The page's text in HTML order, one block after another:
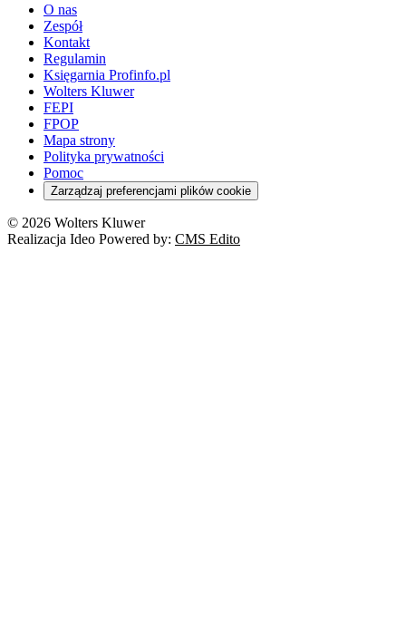
O nas
Zespół
Kontakt
Regulamin
Księgarnia Profinfo.pl
Wolters Kluwer
FEPI
FPOP
Mapa strony
Polityka prywatności
Pomoc
Zarządzaj preferencjami plików cookie
© 2026 Wolters Kluwer
Realizacja Ideo Powered by: CMS Edito